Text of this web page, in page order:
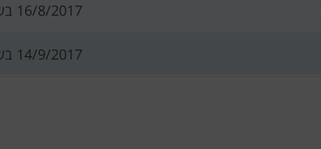
16/8/2017 בשעה 15:00
14/9/2017 בשעה 12:00